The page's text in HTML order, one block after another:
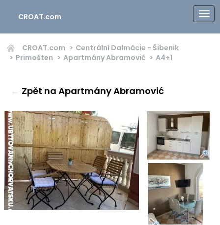
CROAT.com
CROAT.com
Centrální Dalmácie - Šibenik
Primošten
Apartmány Abramović A4+1
← Zpět na Apartmány Abramović